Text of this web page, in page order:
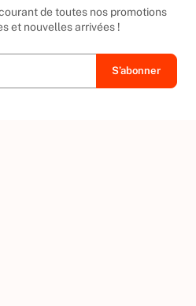
de toutes nos promotions
et nouvelles arrivées !